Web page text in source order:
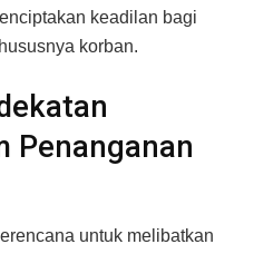
keadilan bagi
korban.
Penanganan
untuk melibatkan